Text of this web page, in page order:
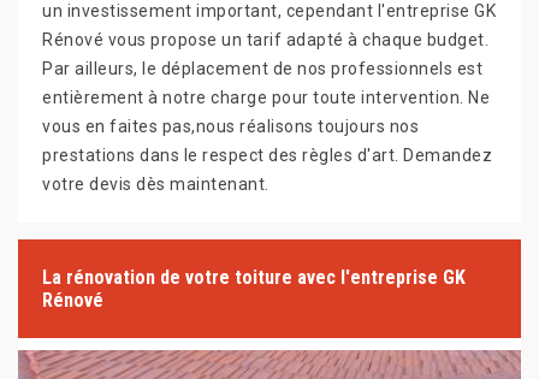
un investissement important, cependant l'entreprise GK
Rénové vous propose un tarif adapté à chaque budget.
Par ailleurs, le déplacement de nos professionnels est
entièrement à notre charge pour toute intervention. Ne
vous en faites pas,nous réalisons toujours nos
prestations dans le respect des règles d'art. Demandez
votre devis dès maintenant.
La rénovation de votre toiture avec l'entreprise GK
Rénové